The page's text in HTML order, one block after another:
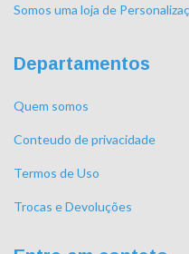
Somos uma loja de
Departamentos
Quem somos
Conteudo de privacidade
Termos de Uso
Trocas e Devoluções